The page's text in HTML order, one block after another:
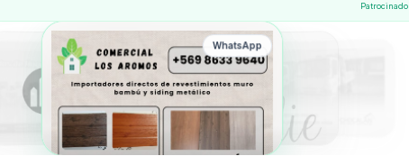
Patrocinado
WhatsApp